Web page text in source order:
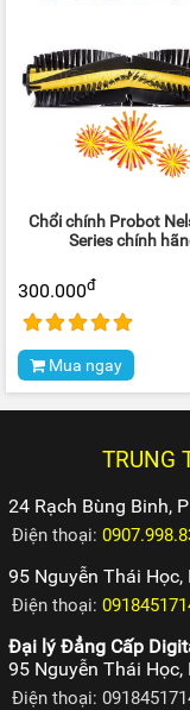
Chổi chính Probot
Series chính
300.000đ
Mua ngay
TRUNG
24 Rạch Bùng Binh,
Điện thoại:
95 Nguyễn Thái Học,
Điện thoại:
Đại lý Đẳng Cấp
95 Nguyễn Thái Học,
Điện thoại: